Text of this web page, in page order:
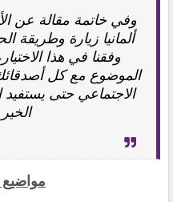
‏وفي خاتمة مقالة عن
ألمانيا زيارة وطريقة
وفقنا في هذا
الموضوع مع كل
الاجتماعي حتى